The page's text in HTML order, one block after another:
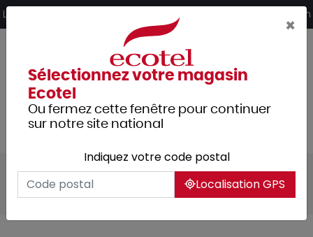
Livraison offerte dès 249€ HT d’achat et retrait 2h en magasin
Tous les produits
Arts de la table
Accessoires de table
Condiments
×
Sélectionnez votre magasin
Ecotel
Ou fermez cette fenêtre pour continuer
sur notre site national
Indiquez votre code postal
Localisation GPS
Panneau de gestion des cookies